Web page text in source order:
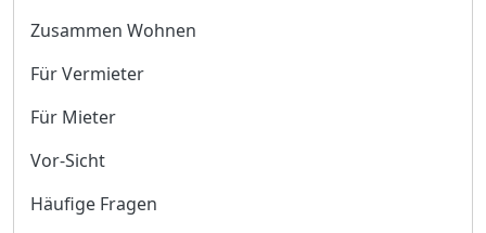
Zusammen Wohnen
Für Vermieter
Für Mieter
Vor-Sicht
Häufige Fragen